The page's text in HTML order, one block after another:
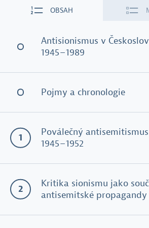
OBSAH
Antisionismus v
1945 – 1989
Pojmy a chronologie
Poválečný antisemitismus
1945 – 1952
Podoby poválečného
Kritika sionismu jako
antisemitské propagandy